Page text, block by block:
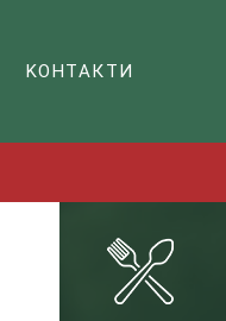
KОНТАКТИ